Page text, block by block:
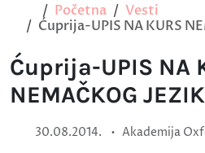
Početna
Vesti
Ćuprija-UPIS NA KURS
Ćuprija-UPIS NA
NEMAČKOG
30.08.2014. • Akademija